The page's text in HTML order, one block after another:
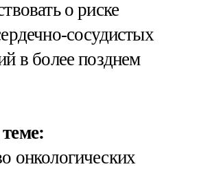
о риске
сосудистых
в более позднем
онкологических